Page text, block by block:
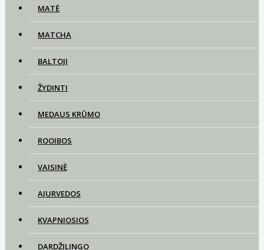
MATĖ
MATCHA
BALTOJI
ŽYDINTI
MEDAUS KRŪMO
ROOIBOS
VAISINĖ
AJURVEDOS
KVAPNIOSIOS
DARDŽILINGO